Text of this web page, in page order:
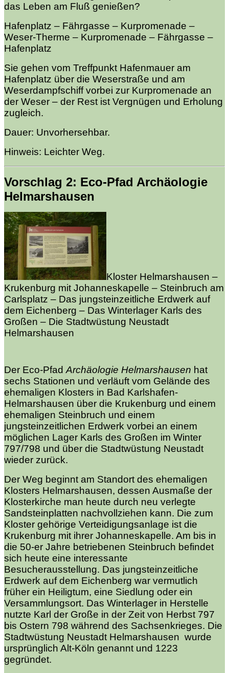
das Leben am Fluß genießen?
Hafenplatz – Fährgasse – Kurpromenade –
Weser-Therme – Kurpromenade – Fährgasse –
Hafenplatz
Sie gehen vom Treffpunkt Hafenmauer am
Hafenplatz über die Weserstraße und am
Weserdampfschiff vorbei zur Kurpromenade an
der Weser – der Rest ist Vergnügen und Erholung
zugleich.
Dauer: Unvorhersehbar.
Hinweis: Leichter Weg.
Vorschlag 2: Eco-Pfad Archäologie
Helmarshausen
Kloster Helmarshausen –
Krukenburg mit Johanneskapelle – Steinbruch am
Carlsplatz – Das jungsteinzeitliche Erdwerk auf
dem Eichenberg – Das Winterlager Karls des
Großen – Die Stadtwüstung Neustadt
Helmarshausen
Der Eco-PfadArchäologie Helmarshausen hat
sechs Stationen und verläuft vom Gelände des
ehemaligen Klosters in Bad Karlshafen-
Helmarshausen über die Krukenburg und einem
ehemaligen Steinbruch und einem
jungsteinzeitlichen Erdwerk vorbei an einem
möglichen Lager Karls des Großen im Winter
797/798 und über die Stadtwüstung Neustadt
wieder zurück.
Der Weg beginnt am Standort des ehemaligen
Klosters Helmarshausen, dessen Ausmaße der
Klosterkirche man heute durch neu verlegte
Sandsteinplatten nachvollziehen kann. Die zum
Kloster gehörige Verteidigungsanlage ist die
Krukenburg mit ihrer Johanneskapelle. Am bis in
die 50-er Jahre betriebenen Steinbruch befindet
sich heute eine interessante
Besucherausstellung. Das jungsteinzeitliche
Erdwerk auf dem Eichenberg war vermutlich
früher ein Heiligtum, eine Siedlung oder ein
Versammlungsort. Das Winterlager in Herstelle
nutzte Karl der Große in der Zeit von Herbst 797
bis Ostern 798 während des Sachsenkrieges. Die
Stadtwüstung Neustadt Helmarshausen wurde
ursprünglich Alt-Köln genannt und 1223
gegründet.